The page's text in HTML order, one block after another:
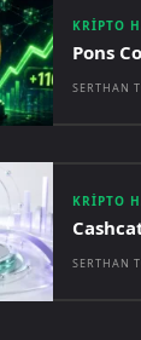
KRIPTO
Pons
SERTHAN
KRIPTO
SERTHAN